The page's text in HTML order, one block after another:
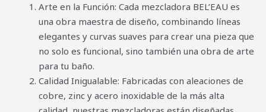
Arte en la Función: Cada mezcladora BEL’EAU es
una obra maestra de diseño, combinando líneas
elegantes y curvas suaves para crear una pieza que
no solo es funcional, sino también una obra de arte
para tu baño.
Calidad Inigualable: Fabricadas con aleaciones de
cobre, zinc y acero inoxidable de la más alta